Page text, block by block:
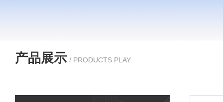
产品展示 / PRODUCTS PLAY